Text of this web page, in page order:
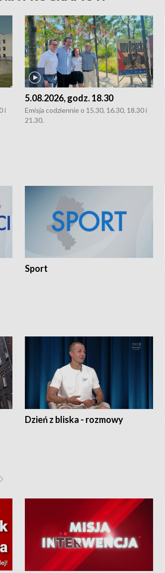
i
5.08.2026, godz. 18.30
Emisja codziennie o 15.30, 16.30, 18.30 i
21.30.
Sport
Dzień z bliska - rozmowy